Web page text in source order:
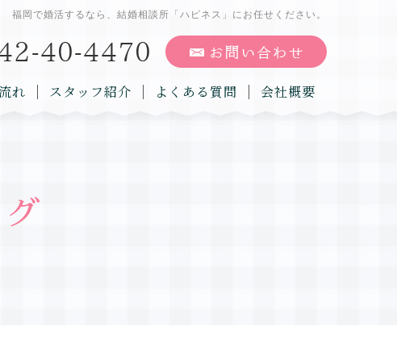
福岡で婚活するなら、結婚相談所「ハピネス」にお任せください。
れ スタッフ紹介 よくある質問 会社概要